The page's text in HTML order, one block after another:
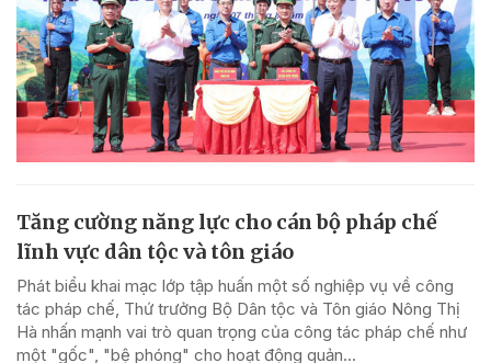
Tăng cường năng lực cho cán bộ pháp chế
lĩnh vực dân tộc và tôn giáo
Phát biểu khai mạc lớp tập huấn một số nghiệp vụ về công
tác pháp chế, Thứ trưởng Bộ Dân tộc và Tôn giáo Nông Thị
Hà nhấn mạnh vai trò quan trọng của công tác pháp chế như
một "gốc", "bệ phóng" cho hoạt động quản...